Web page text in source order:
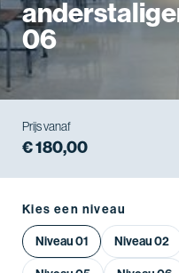
Prijs vanaf
€ 180,00
06
Kies een niveau
Niveau 01 Niveau 02